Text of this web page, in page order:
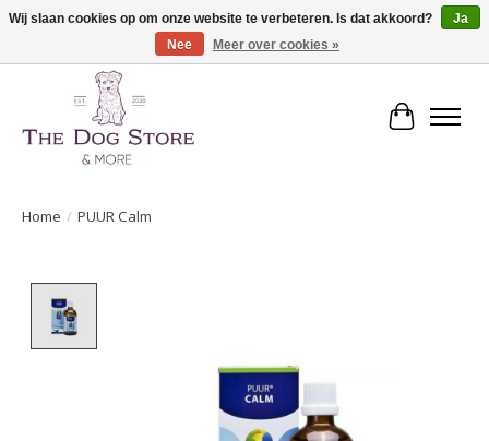
De speciaalzaak in hondenartikelen en meer!
Home / PUUR Calm
Wij slaan cookies op om onze website te verbeteren. Is dat akkoord?
Ja
Nee
Meer over cookies »